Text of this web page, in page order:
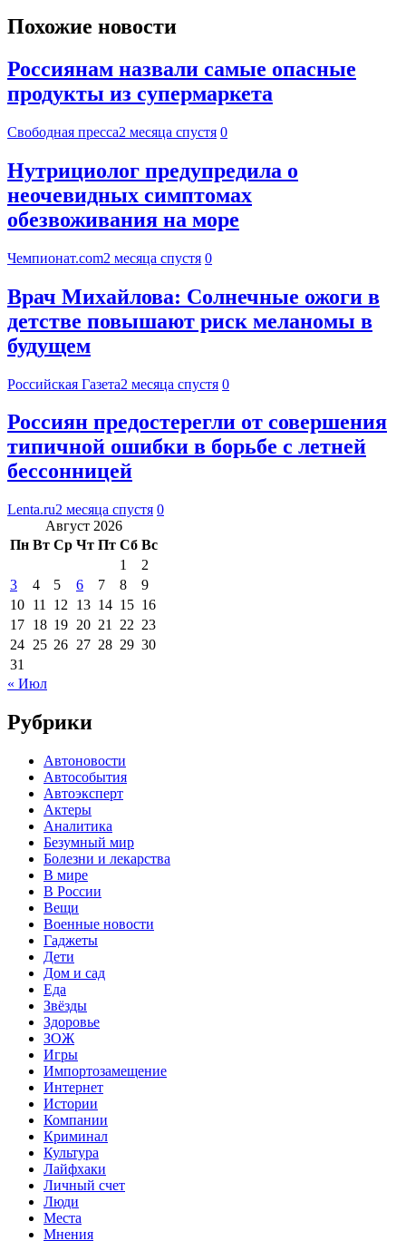
Похожие новости
Россиянам назвали самые опасные
продукты из супермаркета
Свободная пресса2 месяца спустя 0
Нутрициолог предупредила о
неочевидных симптомах
обезвоживания на море
Чемпионат.com2 месяца спустя 0
Врач Михайлова: Солнечные ожоги в
детстве повышают риск меланомы в
будущем
Российская Газета2 месяца спустя 0
Россиян предостерегли от совершения
типичной ошибки в борьбе с летней
бессонницей
Lenta.ru2 месяца спустя 0
Август 2026
Пн Вт Ср Чт Пт Сб Вс
1
2
3
4 5 6 7 8
9
10 11 12 13 14 15 16
17 18 19 20 21 22 23
24 25 26 27 28 29 30
31
« Июл
Рубрики
Автоновости
Автособытия
Автоэксперт
Актеры
Аналитика
Безумный мир
Болезни и лекарства
В мире
В России
Вещи
Военные новости
Гаджеты
Дети
Дом и сад
Еда
Звёзды
Здоровье
ЗОЖ
Игры
Импортозамещение
Интернет
Истории
Компании
Криминал
Культура
Лайфхаки
Личный счет
Люди
Места
Мнения